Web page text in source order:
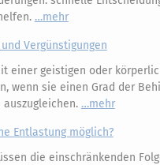
mehr
Vergünstigungen
einer geistigen oder
wenn sie einen Grad der
mehr
Entlastung möglich?
die einschränkenden